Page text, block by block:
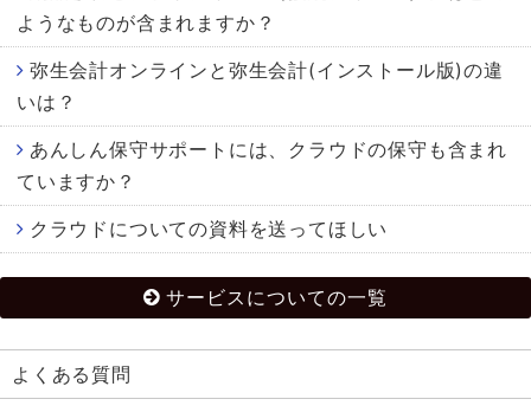
ようなものが含まれますか？
弥生会計オンラインと弥生会計(インストール版)の違
いは？
あんしん保守サポートには、クラウドの保守も含まれ
ていますか？
クラウドについての資料を送ってほしい
サービスについての一覧
よくある質問